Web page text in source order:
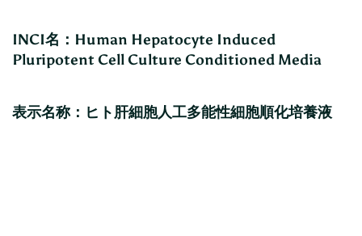
INCI名：Human Hepatocyte Induced
Pluripotent Cell Culture Conditioned Media
表示名称：ヒト肝細胞人工多能性細胞順化培養液